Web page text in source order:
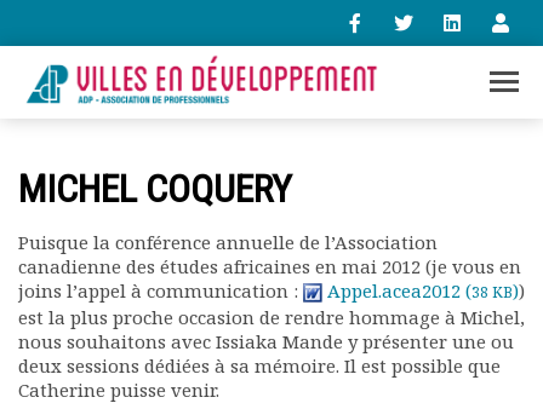
contact@villes-developpement.org
Accueil
L’association
Qui sommes-nous ?
Présentation vidéo
Le bureau
MICHEL COQUERY
Puisque la conférence annuelle de l’Association
canadienne des études africaines en mai 2012 (je vous en
joins l’appel à communication :
Appel.acea2012 (38 KB))
est la plus proche occasion de rendre hommage à Michel,
nous souhaitons avec Issiaka Mande y présenter une ou
deux sessions dédiées à sa mémoire. Il est possible que
Catherine puisse venir.